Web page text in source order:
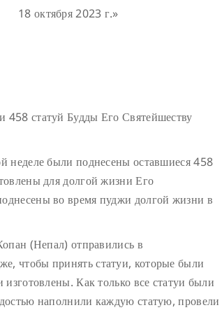
18 октября 2023 г.»
458 статуй Будды Его Святейшеству
неделе были поднесены оставшиеся 458
для долгой жизни Его
во время пуджи долгой жизни в
(Непал) отправились в
чтобы принять статуи, которые были
Как только все статуи были
наполнили каждую статую, провели